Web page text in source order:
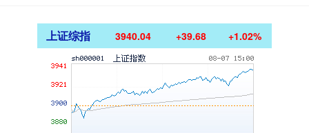
上证综指 3940.04 +39.68 +1.02%